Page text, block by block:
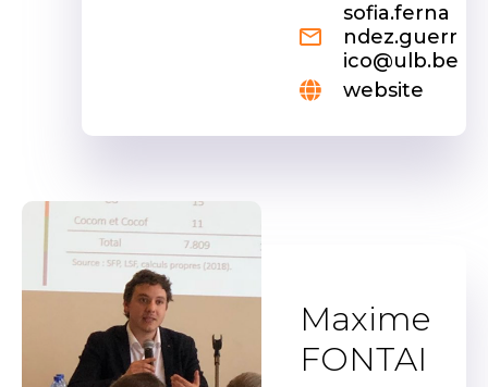
sofia.ferna
ndez.guerr
ico@ulb.be
website
Maxime
FONTAI